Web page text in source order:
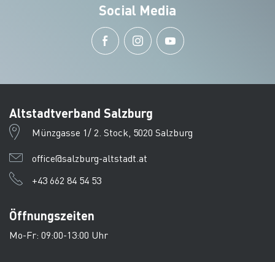
Social Media
Altstadtverband Salzburg
Münzgasse 1/ 2. Stock, 5020 Salzburg
office@salzburg-altstadt.at
+43 662 84 54 53
Öffnungszeiten
Mo-Fr: 09:00-13:00 Uhr